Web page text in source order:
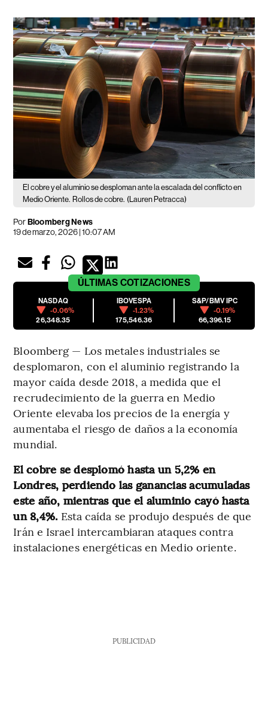
El cobre y el aluminio se desploman ante la escalada del conflicto en
Medio Oriente. Rollos de cobre. (Lauren Petracca)
PorBloomberg News
19 de marzo, 2026 | 10:07 AM
ÚLTIMAS COTIZACIONES
NASDAQ
-0.06%
26,348.35
IBOVESPA
-1.23%
175,546.36
S&P/BMV IPC
-0.19%
66,396.15
Bloomberg — Los metales industriales se
desplomaron, con el aluminio registrando la
mayor caída desde 2018, a medida que el
recrudecimiento de la guerra en Medio
Oriente elevaba los precios de la energía y
aumentaba el riesgo de daños a la economía
mundial.
El cobre se desplomó hasta un 5,2% en
Londres, perdiendo las ganancias acumuladas
este año, mientras que el aluminio cayó hasta
un 8,4%. Esta caída se produjo después de que
Irán e Israel intercambiaran ataques contra
instalaciones energéticas en Medio oriente.
PUBLICIDAD